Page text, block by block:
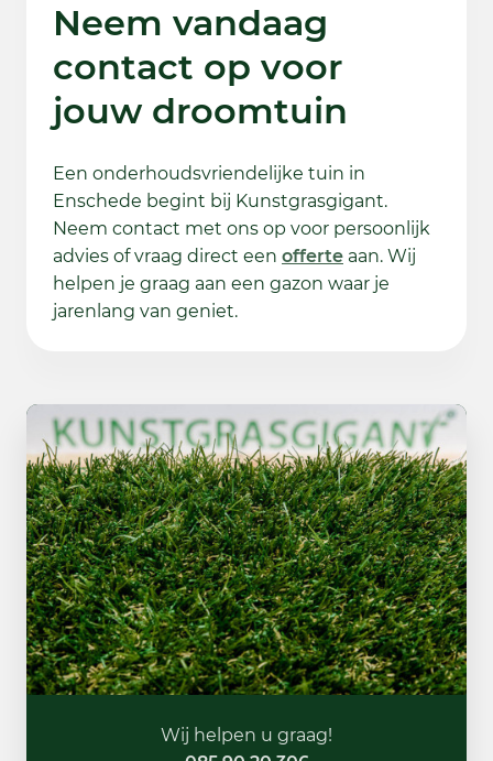
Neem vandaag
contact op voor
jouw droomtuin
Een onderhoudsvriendelijke tuin in
Enschede begint bij Kunstgrasgigant.
Neem contact met ons op voor persoonlijk
advies of vraag direct een offerte aan. Wij
helpen je graag aan een gazon waar je
jarenlang van geniet.
Wij helpen u graag!